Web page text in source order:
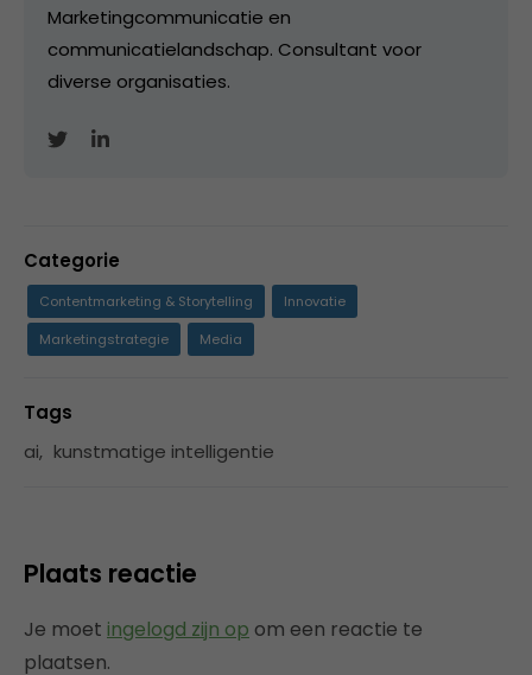
Marketingcommunicatie en
communicatielandschap. Consultant voor
diverse organisaties.
Categorie
Contentmarketing & Storytelling
Innovatie
Marketingstrategie
Media
Tags
ai, kunstmatige intelligentie
Plaats reactie
Je moet ingelogd zijn op om een reactie te
plaatsen.